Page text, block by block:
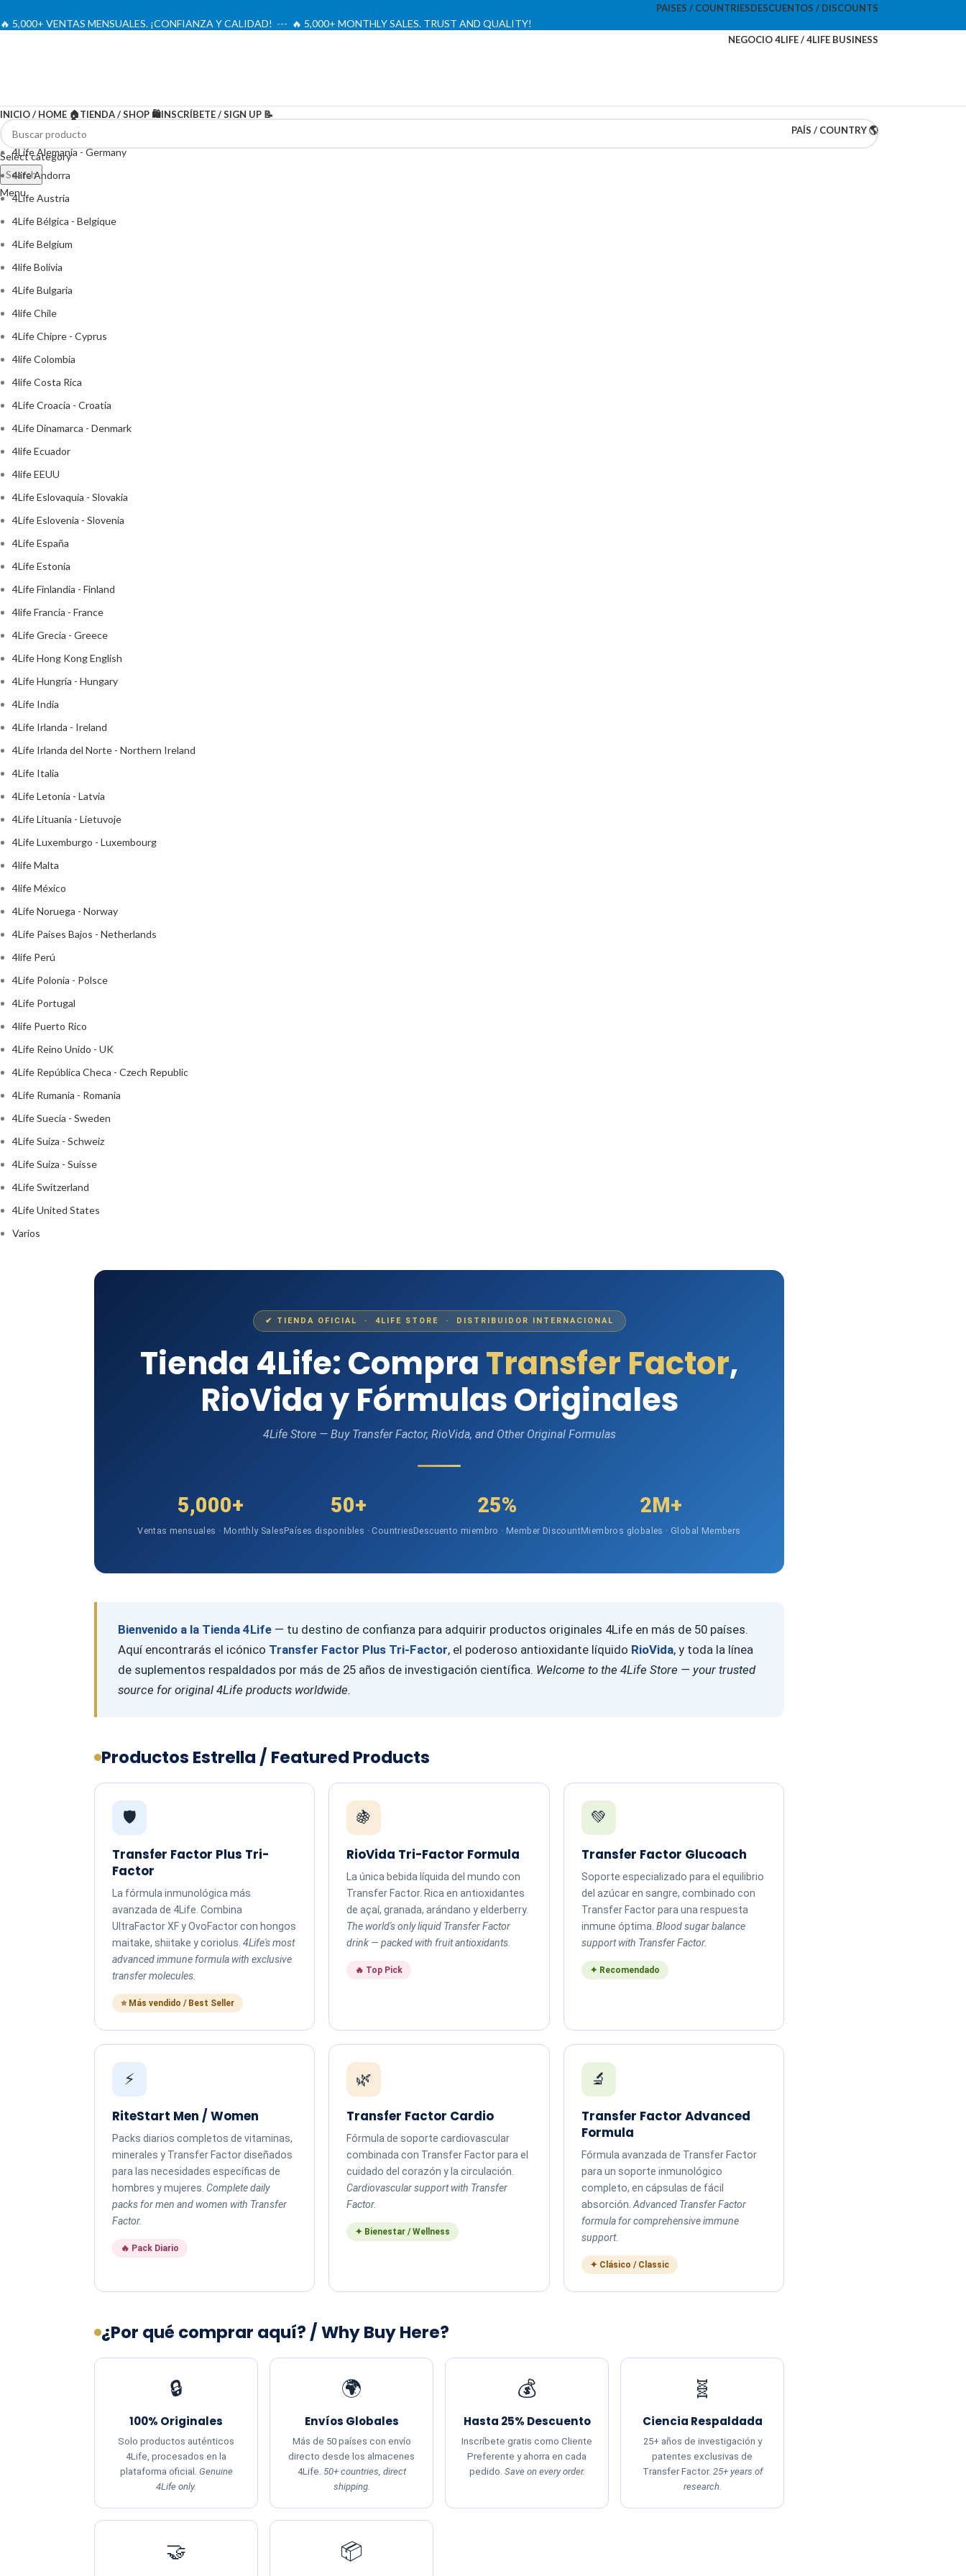
PAISES / COUNTRIESDESCUENTOS / DISCOUNTS
🔥 5,000+ VENTAS MENSUALES. ¡CONFIANZA Y CALIDAD! --- 🔥 5,000+ MONTHLY SALES. TRUST AND QUALITY!
NEGOCIO 4LIFE / 4LIFE BUSINESS
Select category
Search
Menu
INICIO / HOME 🏠TIENDA / SHOP 🛍️INSCRÍBETE / SIGN UP 📝
PAÍS / COUNTRY 🌎
4Life Alemania - Germany
4life Andorra
4Life Austria
4Life Bélgica - Belgique
4Life Belgium
4life Bolivia
4Life Bulgaria
4life Chile
4Life Chipre - Cyprus
4life Colombia
4life Costa Rica
4Life Croacia - Croatia
4Life Dinamarca - Denmark
4life Ecuador
4life EEUU
4Life Eslovaquia - Slovakia
4Life Eslovenia - Slovenia
4Life España
4Life Estonia
4Life Finlandia - Finland
4life Francia - France
4Life Grecia - Greece
4Life Hong Kong English
4Life Hungría - Hungary
4Life India
4Life Irlanda - Ireland
4Life Irlanda del Norte - Northern Ireland
4Life Italia
4Life Letonia - Latvia
4Life Lituania - Lietuvoje
4Life Luxemburgo - Luxembourg
4life Malta
4life México
4Life Noruega - Norway
4Life Paises Bajos - Netherlands
4life Perú
4Life Polonia - Polsce
4Life Portugal
4life Puerto Rico
4Life Reino Unido - UK
4Life República Checa - Czech Republic
4Life Rumania - Romania
4Life Suecia - Sweden
4Life Suiza - Schweiz
4Life Suiza - Suisse
4Life Switzerland
4Life United States
Varios
✔ TIENDA OFICIAL · 4LIFE STORE · DISTRIBUIDOR INTERNACIONAL
Tienda 4Life: Compra Transfer Factor,
RioVida y Fórmulas Originales
4Life Store — Buy Transfer Factor, RioVida, and Other Original Formulas
5,000+
Ventas mensuales · Monthly Sales
50+
Países disponibles · Countries
25%
Descuento miembro · Member Discount
2M+
Miembros globales · Global Members
Bienvenido a la Tienda 4Life— tu destino de confianza para adquirir productos originales 4Life en más de 50 países.
Aquí encontrarás el icónico Transfer Factor Plus Tri-Factor, el poderoso antioxidante líquido RioVida, y toda la línea
de suplementos respaldados por más de 25 años de investigación científica. Welcome to the 4Life Store — your trusted
source for original 4Life products worldwide.
Productos Estrella / Featured Products
🛡️
Transfer Factor Plus Tri-
Factor
La fórmula inmunológica más
avanzada de 4Life. Combina
UltraFactor XF y OvoFactor con hongos
maitake, shiitake y coriolus. 4Life's most
advanced immune formula with exclusive
transfer molecules.
⭐ Más vendido / Best Seller
🍇
RioVida Tri-Factor Formula
La única bebida líquida del mundo con
Transfer Factor. Rica en antioxidantes
de açaí, granada, arándano y elderberry.
The world's only liquid Transfer Factor
drink — packed with fruit antioxidants.
🔥 Top Pick
💚
Transfer Factor Glucoach
Soporte especializado para el equilibrio
del azúcar en sangre, combinado con
Transfer Factor para una respuesta
inmune óptima. Blood sugar balance
support with Transfer Factor.
✦ Recomendado
⚡
RiteStart Men / Women
Packs diarios completos de vitaminas,
minerales y Transfer Factor diseñados
para las necesidades específicas de
hombres y mujeres. Complete daily
packs for men and women with Transfer
Factor.
🔥 Pack Diario
🌿
Transfer Factor Cardio
Fórmula de soporte cardiovascular
combinada con Transfer Factor para el
cuidado del corazón y la circulación.
Cardiovascular support with Transfer
Factor.
✦ Bienestar / Wellness
🔬
Transfer Factor Advanced
Formula
Fórmula avanzada de Transfer Factor
para un soporte inmunológico
completo, en cápsulas de fácil
absorción. Advanced Transfer Factor
formula for comprehensive immune
support.
✦ Clásico / Classic
¿Por qué comprar aquí? / Why Buy Here?
🔒
100% Originales
Solo productos auténticos
4Life, procesados en la
plataforma oficial. Genuine
4Life only.
🌍
Envíos Globales
Más de 50 países con envío
directo desde los almacenes
4Life. 50+ countries, direct
shipping.
💰
Hasta 25% Descuento
Inscríbete gratis como Cliente
Preferente y ahorra en cada
pedido. Save on every order.
🧬
Ciencia Respaldada
25+ años de investigación y
patentes exclusivas de
Transfer Factor. 25+ years of
research.
🤝 📦